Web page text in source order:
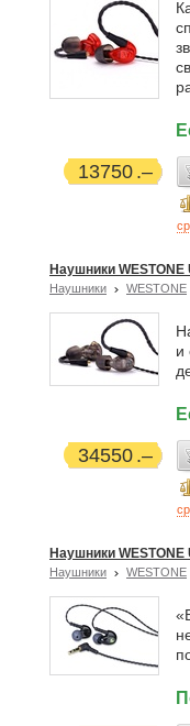
13750
Наушники WESTONE
Наушники WESTONE
и
34550
Наушники WESTONE
Наушники WESTONE